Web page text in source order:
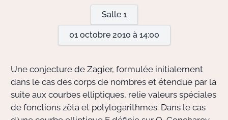
Actions
Doctorant·e·s
Salle 1
01 octobre 2010 à 14:00
Une conjecture de Zagier, formulée initialement
dans le cas des corps de nombres et étendue par la
suite aux courbes elliptiques, relie valeurs spéciales
de fonctions zêta et polylogarithmes. Dans le cas